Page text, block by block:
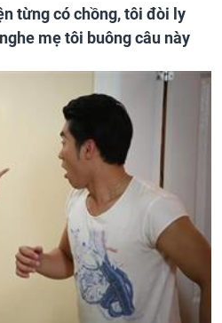
từng có chồng, tôi đòi ly
mẹ tôi buông câu này